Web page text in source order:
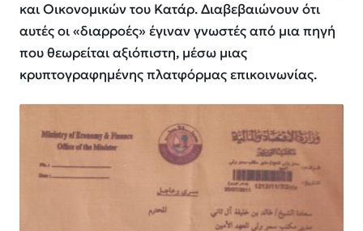
και Οικονομικών του Κατάρ. Διαβεβαιώνουν ότι
αυτές οι «διαρροές» έγιναν γνωστές από μια πηγή
που θεωρείται αξιόπιστη, μέσω μιας
κρυπτογραφημένης πλατφόρμας επικοινωνίας.